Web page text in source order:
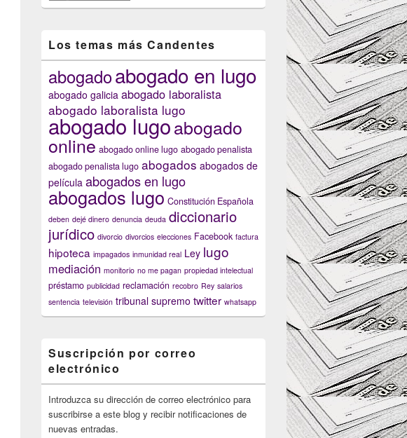
anteriores
Los temas más Candentes
abogadoabogado en lugo
abogado galicia abogado laboralista
abogado laboralista lugo
abogado lugoabogado
online abogado online lugo abogado penalista
abogado penalista lugo abogados abogados de
película abogados en lugo
abogados lugo Constitución Española
deben dejé dinero denuncia deuda diccionario
jurídico divorcio divorcios elecciones Facebook factura
hipoteca impagados inmunidad real Ley lugo
mediación monitorio no me pagan propiedad intelectual
préstamo publicidad reclamación recobro Rey salarios
sentencia televisión tribunal supremo twitter whatsapp
Suscripción por correo
electrónico
Introduzca su dirección de correo electrónico para
suscribirse a este blog y recibir notificaciones de
nuevas entradas.